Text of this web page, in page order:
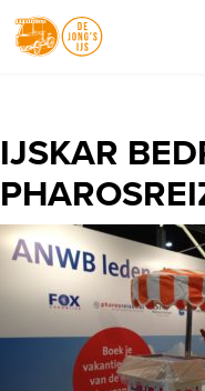
NEDERLANDS
ENGLISH
IJSKAR